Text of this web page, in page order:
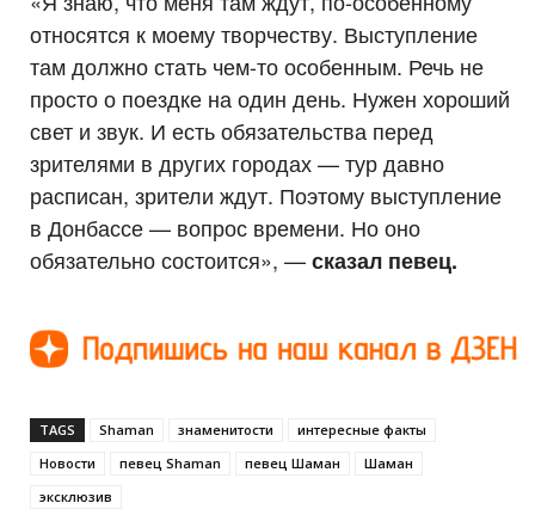
относятся к моему творчеству. Выступление
там должно стать чем-то особенным. Речь не
просто о поездке на один день. Нужен хороший
свет и звук. И есть обязательства перед
зрителями в других городах — тур давно
расписан, зрители ждут. Поэтому выступление
в Донбассе — вопрос времени. Но оно
обязательно состоится», —сказал певец.
TAGS Shaman знаменитости
интересные факты
Новости
певец Shaman певец Шаман
Шаман
эксклюзив